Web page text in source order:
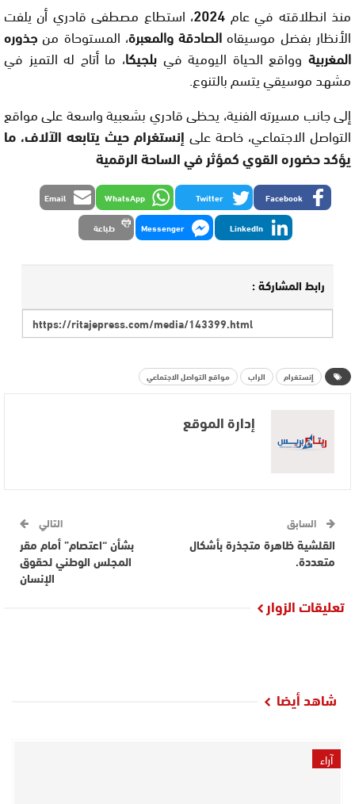
منذ انطلاقته في عام 2024، استطاع مصطفى قادري أن يلفت
الأنظار بفضل موسيقاهالصادقة والمعبرة، المستوحاة منجذوره
المغربية وواقع الحياة اليومية في بلجيكا، ما أتاح له التميز في
مشهد موسيقي يتسم بالتنوع.
إلى جانب مسيرته الفنية، يحظى قادري بشعبية واسعة على مواقع
التواصل الاجتماعي، خاصة على إنستغرامحيث يتابعه الآلاف، ما
يؤكد حضوره القوي كمؤثر في الساحة الرقمية
Facebook
Twitter
WhatsApp
Email
LinkedIn
Messenger طباعة
رابط المشاركة :
إنستغرام الراب مواقع التواصل الاجتماعي
إدارة الموقع
السابق
القلشية ظاهرة متجذرة بأشكال
متعددة.
التالي
بشأن “اعتصام” أمام مقر
المجلس الوطني لحقوق
الإنسان
تعليقات الزوار
شاهد أيضا
آراء